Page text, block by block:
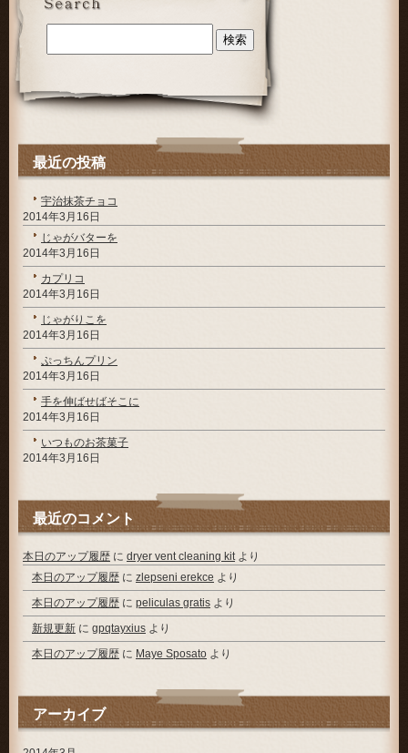
最近の投稿
宇治抹茶チョコ
2014年3月16日
じゃがバターを
2014年3月16日
カプリコ
2014年3月16日
じゃがりこを
2014年3月16日
ぷっちんプリン
2014年3月16日
手を伸ばせばそこに
2014年3月16日
いつものお茶菓子
2014年3月16日
最近のコメント
本日のアップ履歴 に dryer vent cleaning kitより
本日のアップ履歴 に zlepseni erekce より
本日のアップ履歴 に peliculas gratis より
新規更新 に gpqtayxius より
本日のアップ履歴 に Maye Sposato より
アーカイブ